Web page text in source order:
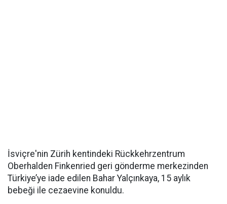
İsviçre'nin Zürih kentindeki Rückkehrzentrum
Oberhalden Finkenried geri gönderme merkezinden
Türkiye’ye iade edilen Bahar Yalçınkaya, 15 aylık
bebeği ile cezaevine konuldu.